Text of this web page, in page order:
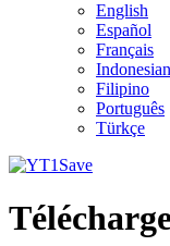
English
Español
Français
Indonesian
Filipino
Português
Türkçe